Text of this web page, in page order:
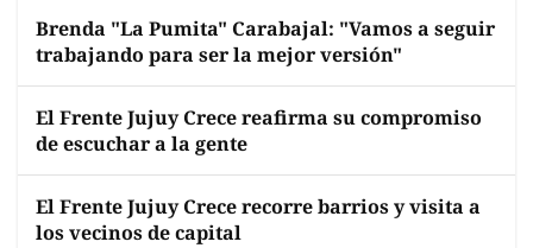
Brenda "La Pumita" Carabajal: "Vamos a seguir
trabajando para ser la mejor versión"
El Frente Jujuy Crece reafirma su compromiso
de escuchar a la gente
El Frente Jujuy Crece recorre barrios y visita a
los vecinos de capital